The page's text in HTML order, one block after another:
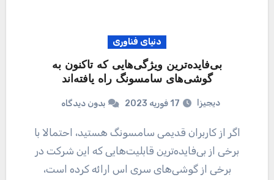
دنیای فناوری
بی‌فایده‌ترین ویژگی‌هایی که تاکنون به
گوشی‌های سامسونگ راه یافته‌اند
دیجیزا 17 فوریه 2023 بدون دیدگاه
اگر از کاربران قدیمی سامسونگ هستید، احتمالا با
برخی از بی‌فایده‌ترین قابلیت‌هایی که این شرکت در
برخی از گوشی‌های سری اس ارائه کرده است،